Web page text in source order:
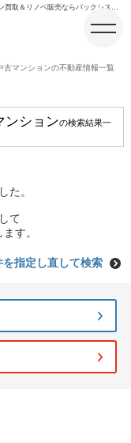
東京都 世田谷区 東急東横線 中古マンション｜東京都心型マンション買取＆リノベ販売ならパックシステム
マンションの不動産情報一覧
ンションの検索結果一
た。
て
す。
を指定し直して検索